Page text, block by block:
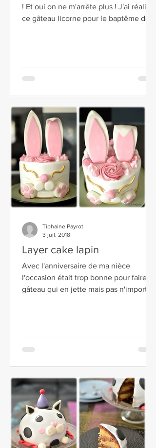
! Et oui on ne m'arrête plus ! J'ai réalisé
ce gâteau licorne pour le baptême de la
Layer cake lapin
Avec l'anniversaire de ma nièce
l'occasion était trop bonne pour faire un
gâteau qui en jette mais pas n'importe
Tiphaine Payrot
3 juil. 2018